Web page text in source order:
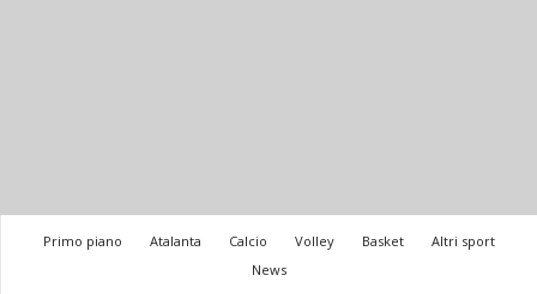
Primo piano Atalanta Calcio Volley Basket
Altri sport
News